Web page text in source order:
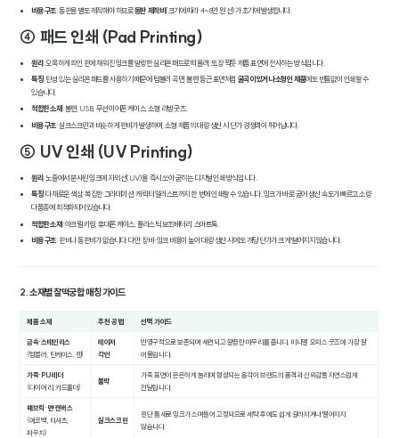
비용 구조: 동판을 별도 제작해야 하므로동판 제작비 (크기에 따라 4~8만 원 선)가 초기에 발생합니다.
④ 패드 인쇄 (Pad Printing)
원리 : 오목하게 파인 판에 채워진 잉크를 말랑한 실리콘 패드로 떠올려, 도장 찍듯 제품 표면에 전사하는 방식입니다.
특징: 탄성 있는 실리콘 패드를 사용하기 때문에 텀블러 곡면, 볼펜 둥근 표면처럼 굴곡이 있거나 소형인 제품에도 빈틈없이 인쇄할 수
있습니다.
적합한 소재 : 볼펜, USB, 무선 이어폰 케이스, 소형 리빙 굿즈.
비용 구조: 실크스크린과 비슷하게 판비가 발생하며, 소형 제품의 대량 생산 시 단가 경쟁력이 뛰어납니다.
⑤ UV 인쇄 (UV Printing)
원리 : 노즐에서 분사된 잉크에 자외선(UV)을 즉시 쏘아 굳히는 디지털 인쇄 방식입니다.
특징: 다채로운 색상, 복잡한 그라데이션, 캐릭터 일러스트까지 한 번에 인쇄할 수 있습니다. 잉크가 바로 굳어 생산 속도가 빠르고 소량
다품종에 최적화되어 있습니다.
적합한 소재 : 아크릴 키링, 휴대폰 케이스, 플라스틱 보조배터리, 스마트톡.
비용 구조: 판비나 동판비가 없습니다. 다만 장비·잉크 비용이 높아 대량 생산 시에도 개당 단가가 크게 떨어지지 않습니다.
2. 소재별 찰떡궁합 매칭 가이드
제품 소재 추천 공법 선택 가이드
금속·스테인리스
(텀블러, 틴케이스, 펜)
레이저
각인
반영구적으로 보존되며 세련되고 깔끔한 마무리를 줍니다. 미니멀 오피스 굿즈에 가장 잘
어울립니다.
가죽·PU 레더
(다이어리, 카드홀더)
불박
가죽 표면이 은은하게 눌리며 형성되는 음각이 브랜드의 품격과 신뢰감을 자연스럽게
전달합니다.
패브릭·면·캔버스
(에코백, 티셔츠,
파우치)
실크스크린
원단 틈새로 잉크가 스며들어 고정되므로 세탁 후에도 쉽게 갈라지거나 떨어지지
않습니다.